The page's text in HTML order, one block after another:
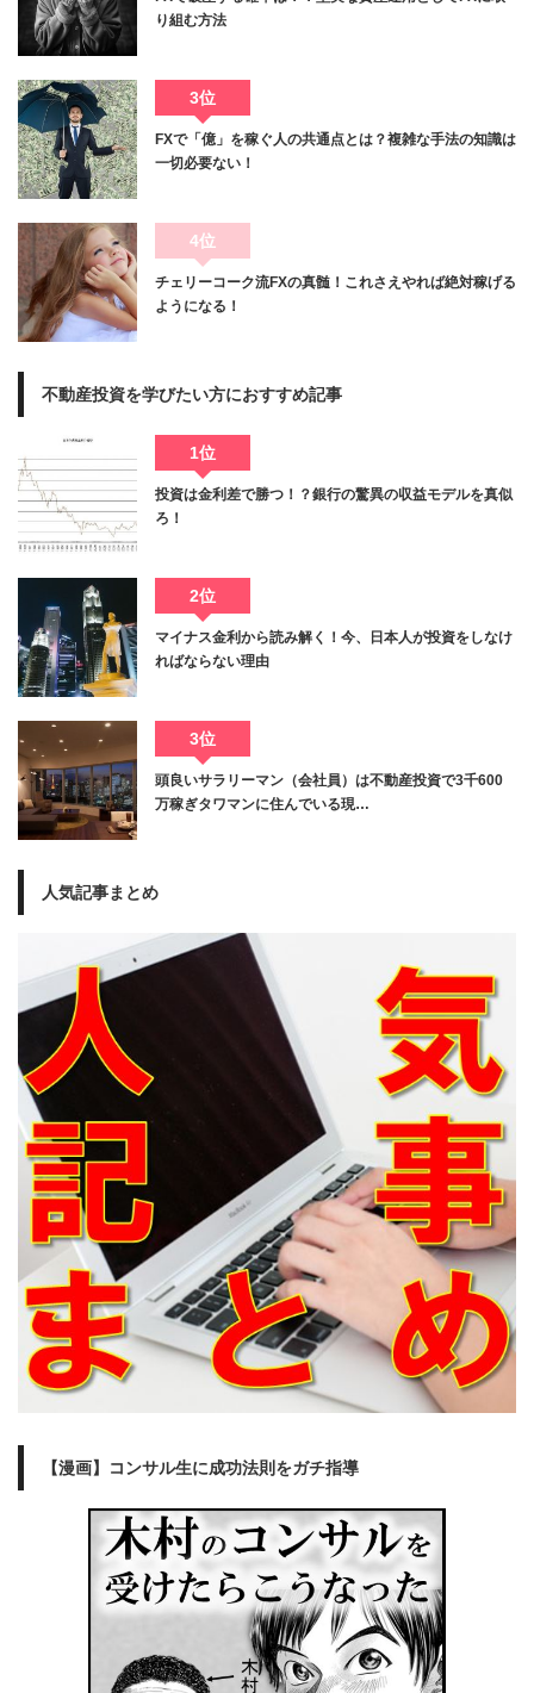
り組む方法
3位
FXで「億」を稼ぐ人の共通点とは？複雑な手法の知識は
一切必要ない！
4位
チェリーコーク流FXの真髄！これさえやれば絶対稼げる
ようになる！
不動産投資を学びたい方におすすめ記事
1位
投資は金利差で勝つ！？銀行の驚異の収益モデルを真似
ろ！
2位
マイナス金利から読み解く！今、日本人が投資をしなけ
ればならない理由
3位
頭良いサラリーマン（会社員）は不動産投資で3千600
万稼ぎタワマンに住んでいる現…
人気記事まとめ
【漫画】コンサル生に成功法則をガチ指導